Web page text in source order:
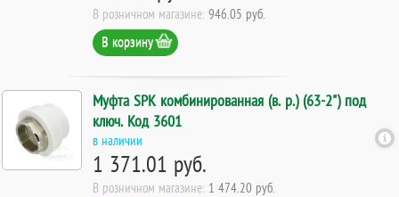
В розничном магазине: 946.05 руб.
В корзину
Муфта SPK комбинированная (в. р.) (63-2") под
ключ. Код 3601
в наличии
1 371.01 руб.
В розничном магазине: 1 474.20 руб.